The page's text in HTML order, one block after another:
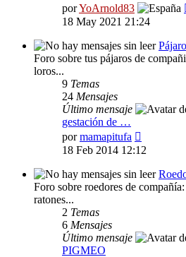
porYoArnold83
18 May 2021 21:24
Foro sobre tus pájaros de
loros...
9 Temas
24 Mensajes
Último mensaje
gestación de …
pormamapitufa
último
18 Feb 2014 12:12
Foro sobre roedores de
ratones...
2 Temas
6 Mensajes
Último mensaje
PIGMEO